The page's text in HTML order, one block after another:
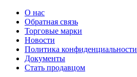
О нас
Обратная связь
Торговые марки
Новости
Политика конфиденциальности
Документы
Стать продавцом